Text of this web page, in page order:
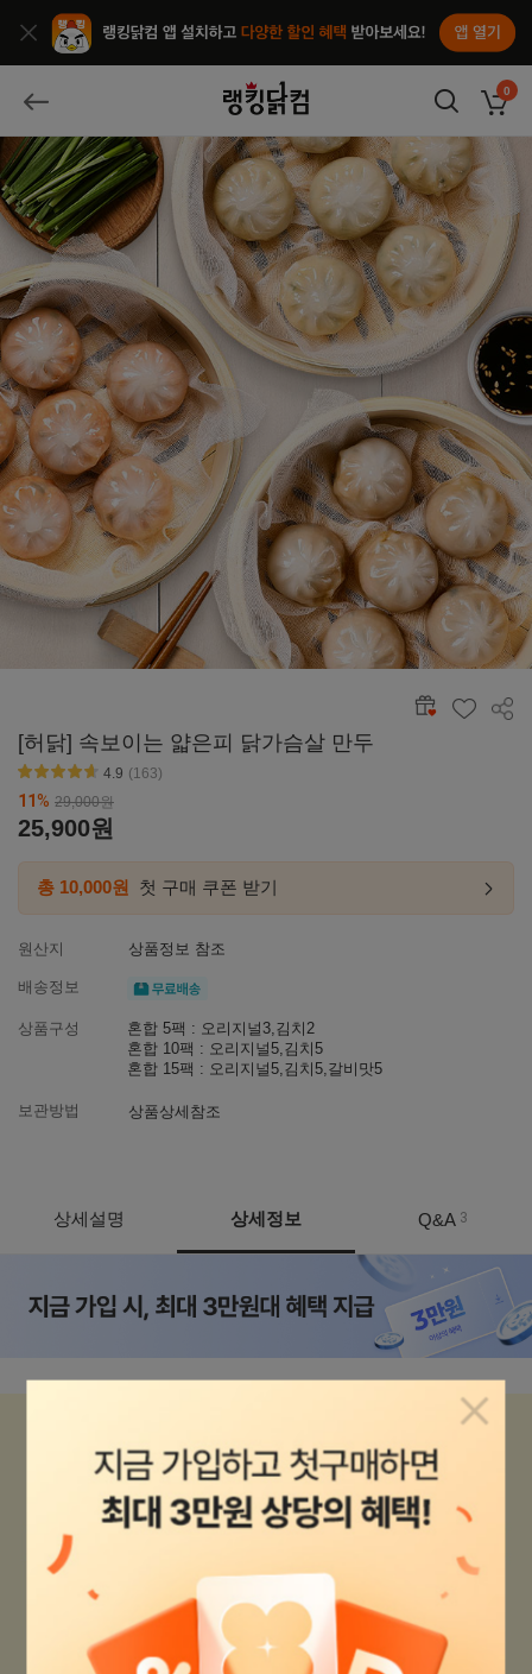
앱열기
종료
뒤로가기 랭킹닭컴 장바구
0
공유
[허닭] 속보이는 얇은피 닭가슴살 만두
4.9 (163)
11% 29,000원
25,900원
총 10,000원 첫 구매 쿠폰 받기
첫구매
링크
원산지
상품정보 참조
배송정보 무료배송
상품구성
혼합 5팩 : 오리지널3,김치2
혼합 10팩 : 오리지널5,김치5
혼합 15팩 : 오리지널5,김치5,갈비맛5
보관방법 상품상세참조
상세설명 상세정보 Q&A 3
팝업닫